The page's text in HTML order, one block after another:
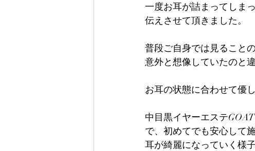
一度お耳が詰まってしま
伝えさせて頂きました。
普段ご自身では見ること
意外と想像していたのと
お耳の状態に合わせて優
中目黒イヤーエステ
で、初めてでも安心して
耳が綺麗になっていく様